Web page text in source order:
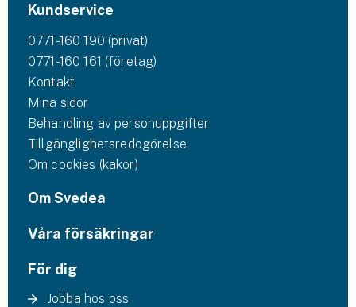
Kundservice
0771-160 190 (privat)
0771-160 161 (företag)
Kontakt
Mina sidor
Behandling av personuppgifter
Tillgänglighetsredogörelse
Om cookies (kakor)
Om Svedea
Våra försäkringar
För dig
Jobba hos oss